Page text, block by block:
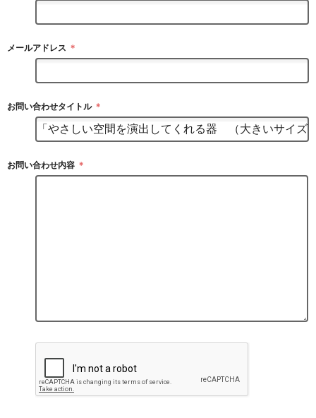
メールアドレス ＊
お問い合わせタイトル ＊
お問い合わせ内容 ＊